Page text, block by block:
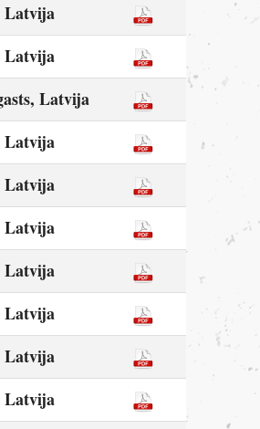
Latvija
Latvija
Latvija
Latvija
Latvija
Latvija
Latvija
Latvija
Latvija
Latvija